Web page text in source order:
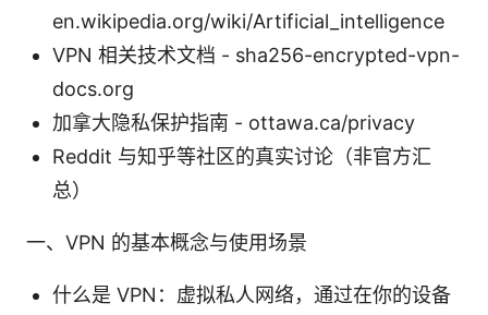
en.wikipedia.org/wiki/Artificial_intelligence
VPN 相关技术文档 - sha256-encrypted-vpn-
docs.org
加拿大隐私保护指南 - ottawa.ca/privacy
Reddit 与知乎等社区的真实讨论（非官方汇
总）
一、VPN 的基本概念与使用场景
什么是 VPN：虚拟私人网络，通过在你的设备